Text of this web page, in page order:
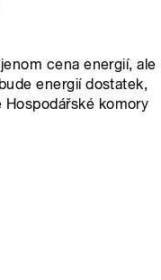
cena energií, ale
energií dostatek,
komory